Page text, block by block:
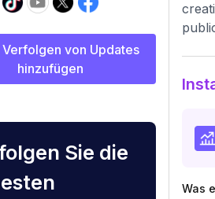
Verfolgen von Updates
hinzufügen
Sie die
Was